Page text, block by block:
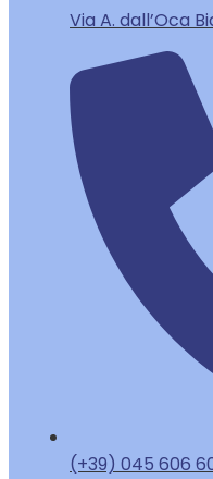
Via A. dall’Oca
(+39) 045 606